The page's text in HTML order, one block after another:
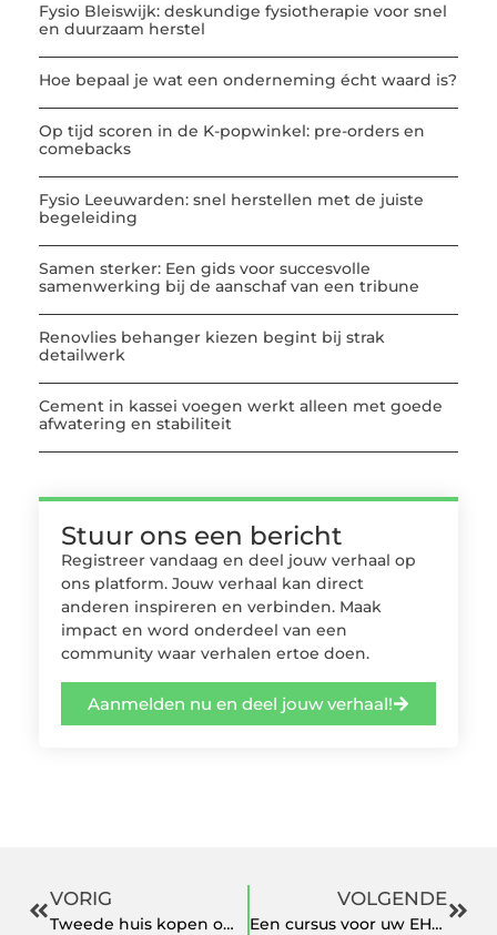
Fysio Bleiswijk: deskundige fysiotherapie voor snel
en duurzaam herstel
Hoe bepaal je wat een onderneming écht waard is?
Op tijd scoren in de K-popwinkel: pre-orders en
comebacks
Fysio Leeuwarden: snel herstellen met de juiste
begeleiding
Samen sterker: Een gids voor succesvolle
samenwerking bij de aanschaf van een tribune
Renovlies behanger kiezen begint bij strak
detailwerk
Cement in kassei voegen werkt alleen met goede
afwatering en stabiliteit
Stuur ons een bericht
Registreer vandaag en deel jouw verhaal op
ons platform. Jouw verhaal kan direct
anderen inspireren en verbinden. Maak
impact en word onderdeel van een
community waar verhalen ertoe doen.
Aanmelden nu en deel jouw verhaal!
VORIG
Tweede huis kopen om te verhuren is een goed idee!
VOLGENDE
Een cursus voor uw EHBO diploma